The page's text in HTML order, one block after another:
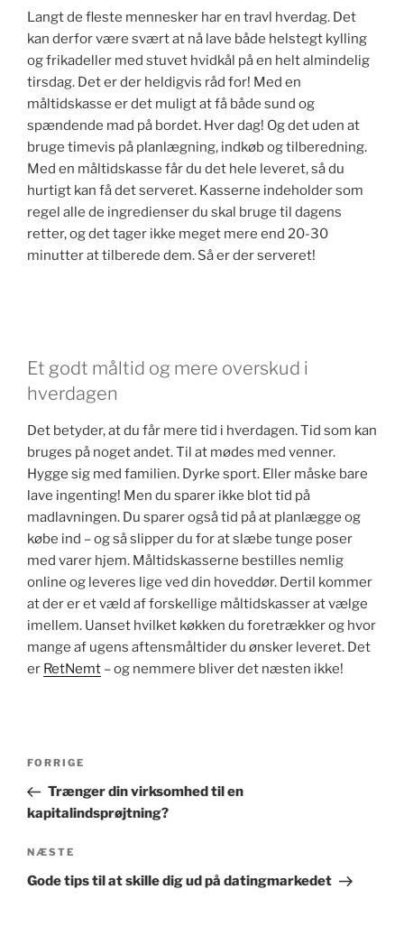
Langt de fleste mennesker har en travl hverdag. Det
kan derfor være svært at nå lave både helstegt kylling
og frikadeller med stuvet hvidkål på en helt almindelig
tirsdag. Det er der heldigvis råd for! Med en
måltidskasse er det muligt at få både sund og
spændende mad på bordet. Hver dag! Og det uden at
bruge timevis på planlægning, indkøb og tilberedning.
Med en måltidskasse får du det hele leveret, så du
hurtigt kan få det serveret. Kasserne indeholder som
regel alle de ingredienser du skal bruge til dagens
retter, og det tager ikke meget mere end 20-30
minutter at tilberede dem. Så er der serveret!
Et godt måltid og mere overskud i
hverdagen
Det betyder, at du får mere tid i hverdagen. Tid som kan
bruges på noget andet. Til at mødes med venner.
Hygge sig med familien. Dyrke sport. Eller måske bare
lave ingenting! Men du sparer ikke blot tid på
madlavningen. Du sparer også tid på at planlægge og
købe ind – og så slipper du for at slæbe tunge poser
med varer hjem. Måltidskasserne bestilles nemlig
online og leveres lige ved din hoveddør. Dertil kommer
at der er et væld af forskellige måltidskasser at vælge
imellem. Uanset hvilket køkken du foretrækker og hvor
mange af ugens aftensmåltider du ønsker leveret. Det
er RetNemt – og nemmere bliver det næsten ikke!
Indlægsnavigation
Forrige
indlæg
FORRIGE
Trænger din virksomhed til en
kapitalindsprøjtning?
Næste
indlæg
NÆSTE
Gode tips til at skille dig ud på datingmarkedet